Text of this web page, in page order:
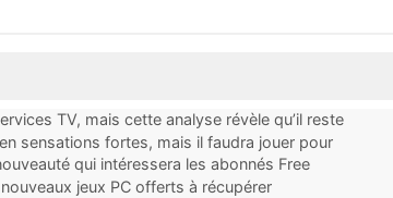
TV, mais cette analyse révèle qu’il reste
sensations fortes, mais il faudra jouer pour
qui intéressera les abonnés Free
jeux PC offerts à récupérer